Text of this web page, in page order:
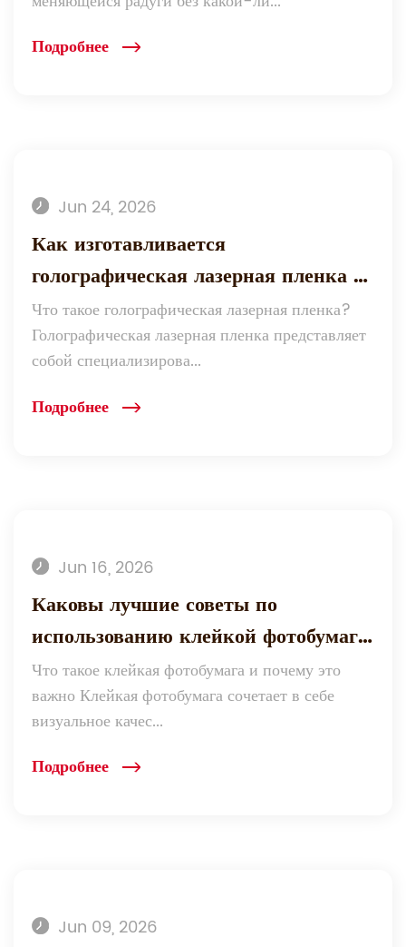
Подробнее
Jun 24, 2026
Как изготавливается
голографическая лазерная пленка и
каковы ее лучшие варианты
использования?
Что такое голографическая лазерная пленка?
Голографическая лазерная пленка представляет
собой специализирова...
Подробнее
Jun 16, 2026
Каковы лучшие советы по
использованию клейкой фотобумаги
для получения профессиональных
результатов?
Что такое клейкая фотобумага и почему это
важно Клейкая фотобумага сочетает в себе
визуальное качес...
Подробнее
Jun 09, 2026